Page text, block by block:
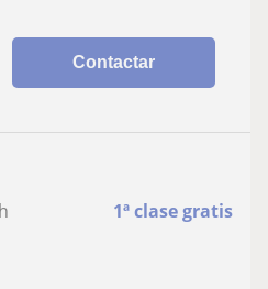
Contactar
1ª clase gratis